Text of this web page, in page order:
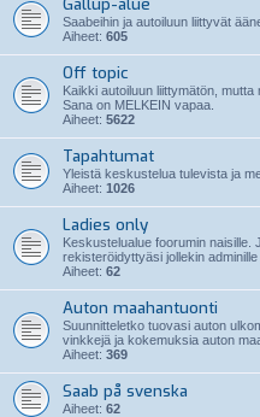
Gallup-alue
Saabeihin ja autoiluun liittyvät
Aiheet: 605
Off topic
Kaikki autoiluun liittymätön,
Sana on MELKEIN vapaa.
Aiheet: 5622
Tapahtumat
Yleistä keskustelua tulevista ja
Aiheet: 1026
Ladies only
Keskustelualue foorumin naisille.
rekisteröidyttyäsi jollekin
Aiheet: 62
Auton maahantuonti
Suunnitteletko tuovasi auton
vinkkejä ja kokemuksia auton
Aiheet: 369
Saab på svenska
Aiheet: 62